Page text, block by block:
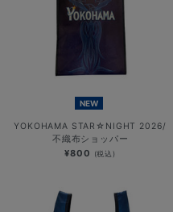
NEW
YOKOHAMA STAR☆NIGHT 2026/
不織布ショッパー
¥800 (税込)